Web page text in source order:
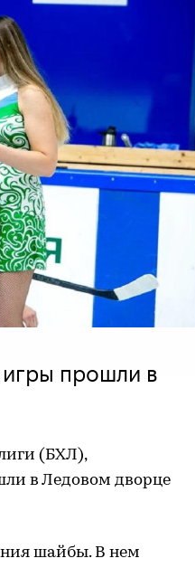
прошли в
(БХЛ),
в Ледовом дворце
шайбы. В нем